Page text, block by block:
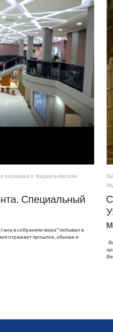
керамика в Фицвильямском
Специальный
в собраниях мира" побывал в
отражает прошлое, обычаи и